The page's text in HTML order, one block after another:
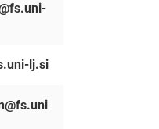
lj.si